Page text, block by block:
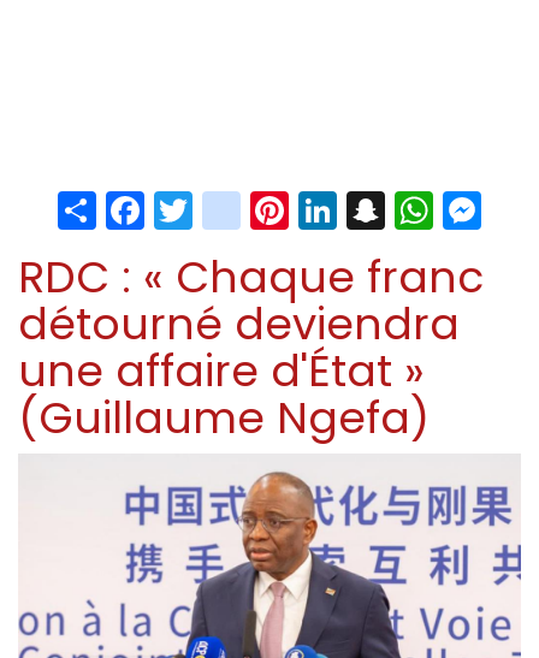
ShareFacebook
Twitter
instagram
Pinterest
LinkedIn
Snapchat
RDC : « Chaque franc
détourné deviendra
une affaire d'État »
(Guillaume Ngefa)